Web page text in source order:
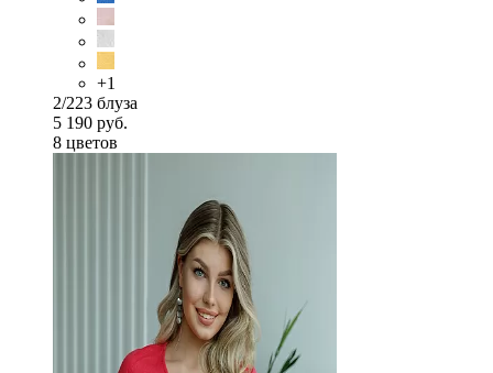
+1
2/223 блуза
5 190 руб.
8 цветов